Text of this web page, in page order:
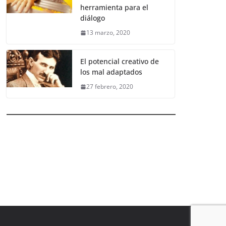
herramienta para el
diálogo
13 marzo, 2020
El potencial creativo de
los mal adaptados
27 febrero, 2020